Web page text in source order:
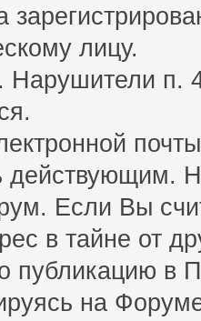
лицу.
Нарушители п.
Если Вы
в тайне от
публикацию в
на